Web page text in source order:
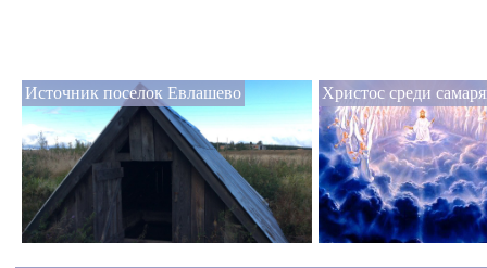
Источник поселок Евлашево Христос среди